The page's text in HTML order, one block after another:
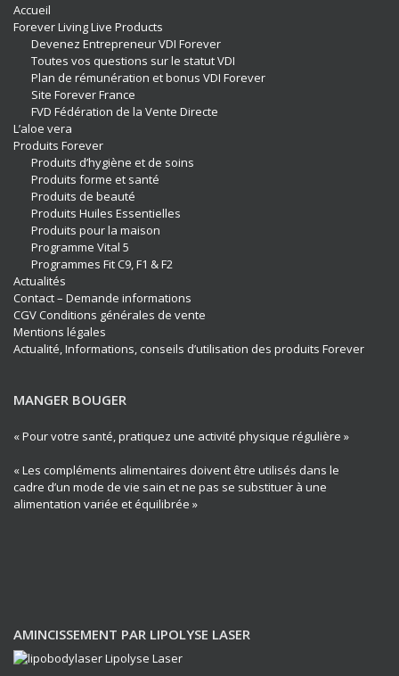
Accueil
Forever Living Live Products
Devenez Entrepreneur VDI Forever
Toutes vos questions sur le statut VDI
Plan de rémunération et bonus VDI Forever
Site Forever France
FVD Fédération de la Vente Directe
L’aloe vera
Produits Forever
Produits d’hygiène et de soins
Produits forme et santé
Produits de beauté
Produits Huiles Essentielles
Produits pour la maison
Programme Vital 5
Programmes Fit C9, F1 & F2
Actualités
Contact – Demande informations
CGV Conditions générales de vente
Mentions légales
Actualité, Informations, conseils d’utilisation des produits Forever
MANGER BOUGER
« Pour votre santé, pratiquez une activité physique régulière »
« Les compléments alimentaires doivent être utilisés dans le
cadre d’un mode de vie sain et ne pas se substituer à une
alimentation variée et équilibrée »
AMINCISSEMENT PAR LIPOLYSE LASER